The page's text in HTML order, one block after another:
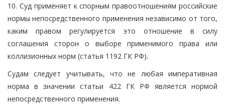
10. Суд применяет к спорным правоотношениям российские
нормы непосредственного применения независимо от того,
каким правом регулируется это отношение в силу
соглашения сторон о выборе применимого права или
коллизионных норм (статья 1192 ГК РФ).
Судам следует учитывать, что не любая императивная
норма в значении статьи 422 ГК РФ является нормой
непосредственного применения.